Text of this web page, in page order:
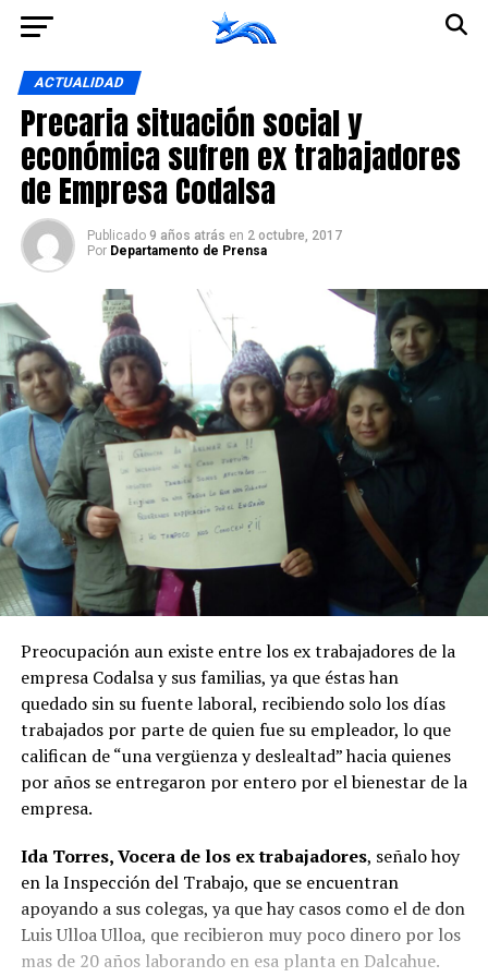
ACTUALIDAD
Precaria situación social y
económica sufren ex trabajadores
de Empresa Codalsa
Publicado 9 años atrás en 2 octubre, 2017
Por Departamento de Prensa
Preocupación aun existe entre los ex trabajadores de la
empresa Codalsa y sus familias, ya que éstas han
quedado sin su fuente laboral, recibiendo solo los días
trabajados por parte de quien fue su empleador, lo que
califican de “una vergüenza y deslealtad” hacia quienes
por años se entregaron por entero por el bienestar de la
empresa.
Ida Torres, Vocera de los ex trabajadores, señalo hoy
en la Inspección del Trabajo, que se encuentran
apoyando a sus colegas, ya que hay casos como el de don
Luis Ulloa Ulloa, que recibieron muy poco dinero por los
mas de 20 años laborando en esa planta en Dalcahue.
Ir a la versión móvil